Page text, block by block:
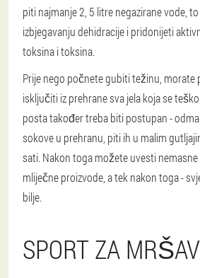
piti najmanje 2, 5 litre negazirane vode,
izbjegavanju dehidracije i pridonijeti
toksina i toksina.
Prije nego počnete gubiti težinu, morate
isključiti iz prehrane sva jela koja se
posta također treba biti postupan -
sokove u prehranu, piti ih u malim
sati. Nakon toga možete uvesti
mliječne proizvode, a tek nakon toga -
bilje.
SPORT ZA